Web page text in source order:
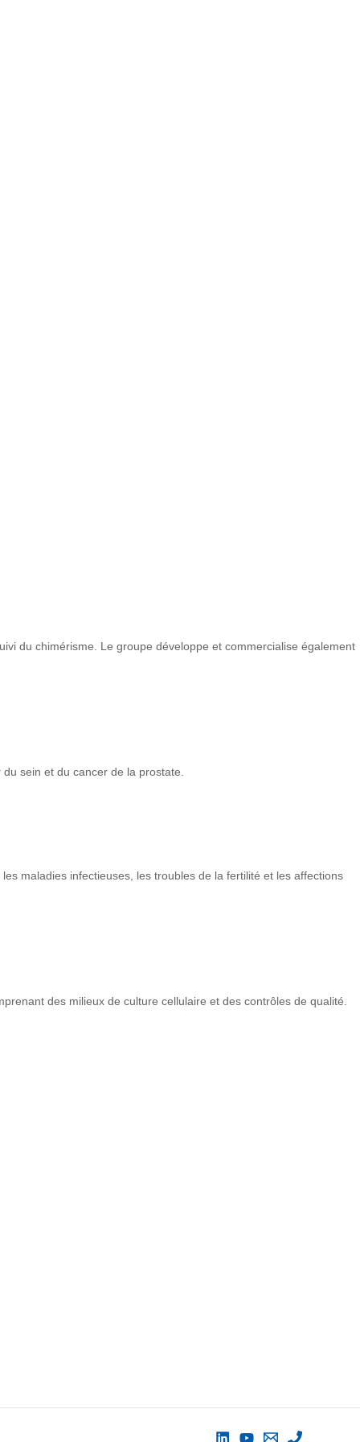
du chimérisme. Le groupe développe et commercialise également
sein et du cancer de la prostate.
maladies infectieuses, les troubles de la fertilité et les affections
des milieux de culture cellulaire et des contrôles de qualité.